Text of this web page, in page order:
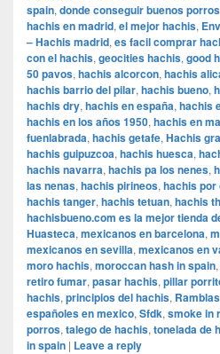
spain, donde conseguir buenos
hachis en madrid, el mejor hachis,
– Hachis madrid, es facil comprar
con el hachis, geocities hachis, good
50 pavos, hachis alcorcon, hachis
hachis barrio del pilar, hachis bueno,
hachis dry, hachis en españa, hachis
hachis en los años 1950, hachis en
fuenlabrada, hachis getafe, Hachis
hachis guipuzcoa, hachis huesca,
hachis navarra, hachis pa los nenes,
las nenas, hachis pirineos, hachis por
hachis tanger, hachis tetuan, hachis
hachisbueno.com es la mejor tienda
Huasteca, mexicanos en barcelona,
mexicanos en sevilla, mexicanos en
moro hachis, moroccan hash in spain,
retiro fumar, pasar hachis, pillar
hachis, principios del hachis,
españoles en mexico, Sfdk, smoke in
porros, talego de hachis, tonelada de
in spain | Leave a reply